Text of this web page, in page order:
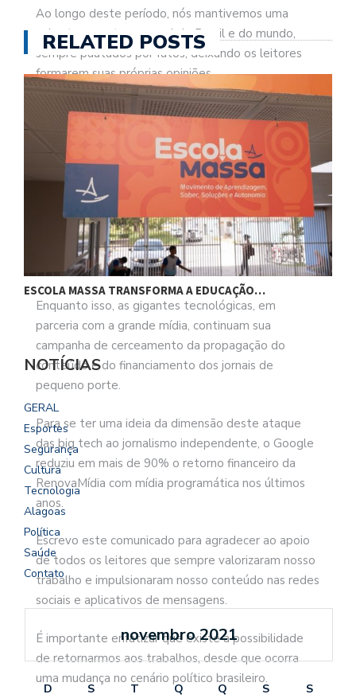
Ao longo deste período, nós mantivemos uma
cobertura em tempo real do Brasil e do mundo,
sempre pautados por fatos, deixando os leitores
formarem suas próprias opiniões.
No entanto, infelizmente, não há mais segurança
jurídica no país para um jornal independente, sem
amarras políticas, manter suas atividades.
Além da perseguição por parte de parlamentares,
como ficou bem evidente na CPI da Pandemia,
temos um Supremo Tribunal Federal que ameaça
dia após dia a liberdade de expressão com medidas
autoritárias e antidemocráticas.
Enquanto isso, as gigantes tecnológicas, em
parceria com a grande mídia, continuam sua
campanha de cerceamento da propagação do
conteúdo e do financiamento dos jornais de
pequeno porte.
Para se ter uma ideia da dimensão deste ataque
das big tech ao jornalismo independente, o Google
reduziu em mais de 90% o retorno financeiro da
RenovaMídia com mídia programática nos últimos
anos.
Escrevo este comunicado para agradecer ao apoio
de todos os leitores que sempre valorizaram nosso
trabalho e impulsionaram nosso conteúdo nas redes
sociais e aplicativos de mensagens.
É importante enfatizar que existe a possibilidade
de retornarmos aos trabalhos, desde que ocorra
uma mudança no cenário político brasileiro.
RELATED POSTS
ESCOLA MASSA TRANSFORMA A EDUCAÇÃO…
NOTÍCIAS
GERAL
Esportes
Segurança
Cultura
Tecnologia
Alagoas
Política
Saúde
Contato
novembro 2021
D S T Q Q S
S